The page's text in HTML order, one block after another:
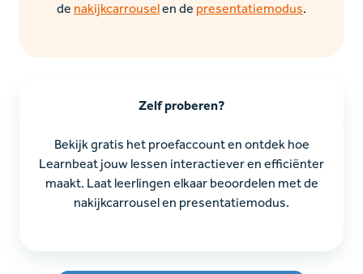
de nakijkcarrouselen de presentatiemodus.
Zelf proberen?
Bekijk gratis het proefaccount en ontdek hoe
Learnbeat jouw lessen interactiever en efficiënter
maakt. Laat leerlingen elkaar beoordelen met de
nakijkcarrousel en presentatiemodus.